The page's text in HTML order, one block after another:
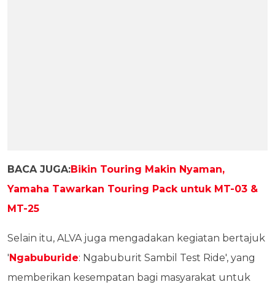
BACA JUGA:Bikin Touring Makin Nyaman,
Yamaha Tawarkan Touring Pack untuk MT-03 &
MT-25
Selain itu, ALVA juga mengadakan kegiatan bertajuk
'Ngabuburide: Ngabuburit Sambil Test Ride', yang
memberikan kesempatan bagi masyarakat untuk